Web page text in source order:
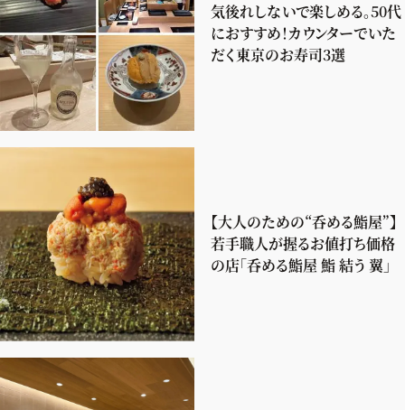
気後れしないで楽しめる。50代
におすすめ！カウンターでいた
だく東京のお寿司3選
【大人のための“呑める鮨屋”】
若手職人が握るお値打ち価格
の店「呑める鮨屋 鮨 結う 翼」